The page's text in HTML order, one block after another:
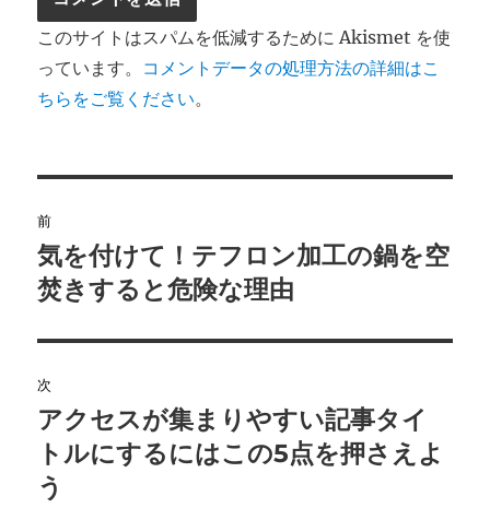
このサイトはスパムを低減するために Akismet を使
っています。 コメントデータの処理方法の詳細はこ
ちらをご覧ください。
稿
ナ
ビ
ゲ
ー
シ
前
前
の
稿:
気を付けて！テフロン加工の鍋を空
焚きすると危険な理由
次
次
の
投
アクセスが集まりやすい記事タイ
トルにするにはこの5点を押さえよ
う